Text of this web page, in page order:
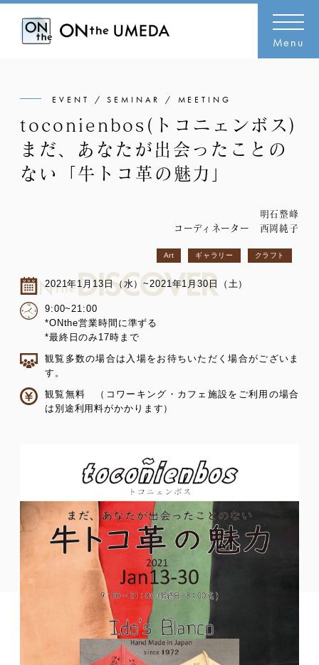
Menu
EVENT / SEMINAR / MEETING
toconienbos(トコニェンボス)
まだ、あなたが出会ったことの
ない「牛トコ革の魅力」
明石整峰
コーディネーター 西岡純子
Art ギャラリー クラフト
2021年1月13日（水）~2021年1月30日（土）
9:00~21:00
*ONthe営業時間に準ずる
*最終日のみ17時まで
観覧多数の場合は入場をお待ちいただく場合がございま
す。
観覧無料 （コワーキング・カフェ施設をご利用の場合
は別途利用料がかかります）